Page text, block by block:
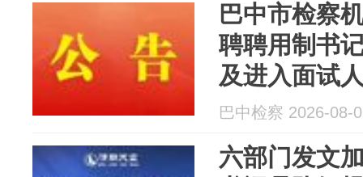
巴中市检察
聘聘用制书
及进入面试
巴中检察 2026-08-
六部门发文